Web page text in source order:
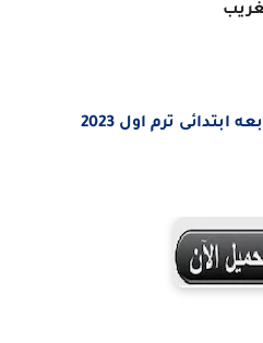
ترم اول 2023